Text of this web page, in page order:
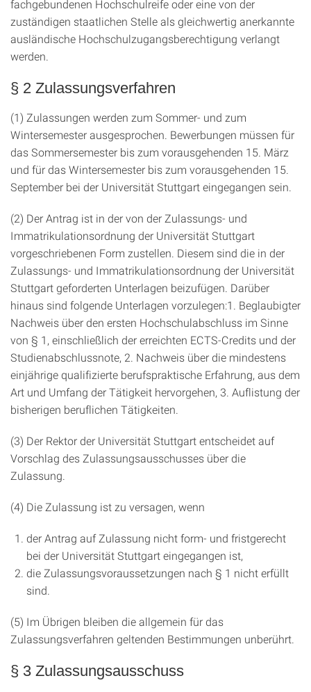
fachgebundenen Hochschulreife oder eine von der
zuständigen staatlichen Stelle als gleichwertig anerkannte
ausländische Hochschulzugangsberechtigung verlangt
werden.
§ 2 Zulassungsverfahren
(1) Zulassungen werden zum Sommer- und zum
Wintersemester ausgesprochen. Bewerbungen müssen für
das Sommersemester bis zum vorausgehenden 15. März
und für das Wintersemester bis zum vorausgehenden 15.
September bei der Universität Stuttgart eingegangen sein.
(2) Der Antrag ist in der von der Zulassungs- und
Immatrikulationsordnung der Universität Stuttgart
vorgeschriebenen Form zustellen. Diesem sind die in der
Zulassungs- und Immatrikulationsordnung der Universität
Stuttgart geforderten Unterlagen beizufügen. Darüber
hinaus sind folgende Unterlagen vorzulegen:1. Beglaubigter
Nachweis über den ersten Hochschulabschluss im Sinne
von § 1, einschließlich der erreichten ECTS-Credits und der
Studienabschlussnote, 2. Nachweis über die mindestens
einjährige qualifizierte berufspraktische Erfahrung, aus dem
Art und Umfang der Tätigkeit hervorgehen, 3. Auflistung der
bisherigen beruflichen Tätigkeiten.
(3) Der Rektor der Universität Stuttgart entscheidet auf
Vorschlag des Zulassungsausschusses über die
Zulassung.
(4) Die Zulassung ist zu versagen, wenn
der Antrag auf Zulassung nicht form- und fristgerecht
bei der Universität Stuttgart eingegangen ist,
die Zulassungsvoraussetzungen nach § 1 nicht erfüllt
sind.
(5) Im Übrigen bleiben die allgemein für das
Zulassungsverfahren geltenden Bestimmungen unberührt.
§ 3 Zulassungsausschuss